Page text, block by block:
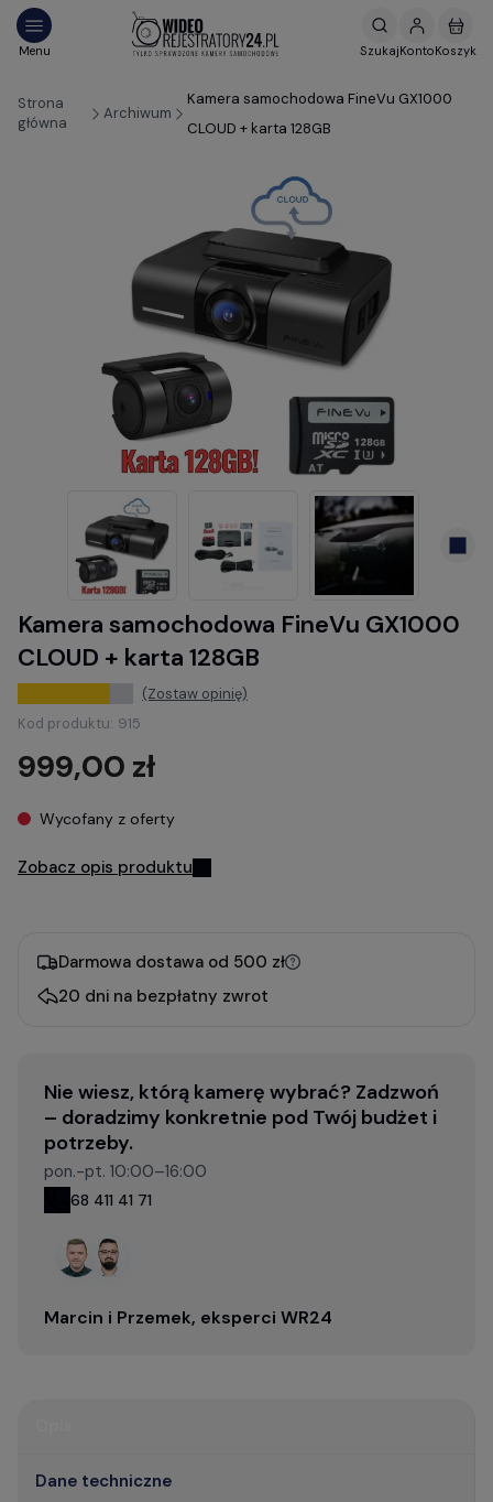
Strona
główna
Archiwum
Kamera samochodowa FineVu GX1000
CLOUD + karta 128GB
Kamera samochodowa FineVu GX1000
CLOUD + karta 128GB
(Zostaw opinię)
Kod produktu: 915
999,00 zł
Wycofany z oferty
Zobacz opis produktu
Darmowa dostawa od 500 zł
20 dni na bezpłatny zwrot
Nie wiesz, którą kamerę wybrać? Zadzwoń
– doradzimy konkretnie pod Twój budżet i
potrzeby.
pon.-pt. 10:00–16:00
68 411 41 71
Marcin i Przemek, eksperci WR24
Dane techniczne